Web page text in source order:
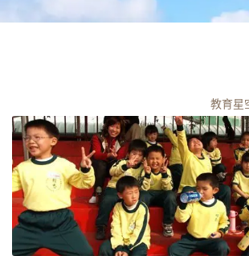
教育星